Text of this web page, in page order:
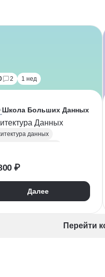
2 1 нед
Школа Больших Данных
Данных
данных
Базы данных
Датамайнинг
₽
Далее
Перейти